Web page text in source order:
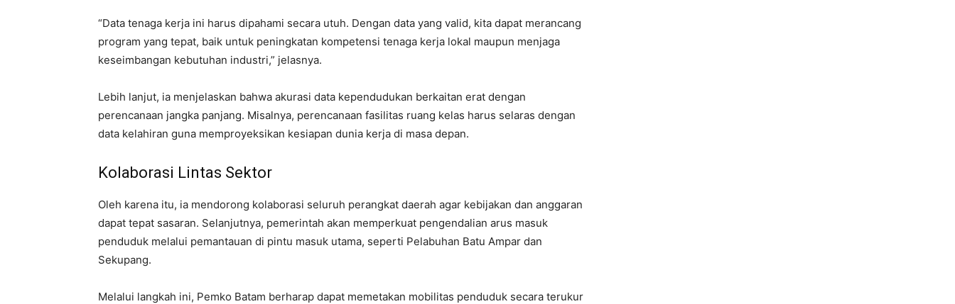
“Data tenaga kerja ini harus dipahami secara utuh. Dengan data yang valid, kita dapat merancang
program yang tepat, baik untuk peningkatan kompetensi tenaga kerja lokal maupun menjaga
keseimbangan kebutuhan industri,” jelasnya.
Lebih lanjut, ia menjelaskan bahwa akurasi data kependudukan berkaitan erat dengan
perencanaan jangka panjang. Misalnya, perencanaan fasilitas ruang kelas harus selaras dengan
data kelahiran guna memproyeksikan kesiapan dunia kerja di masa depan.
Kolaborasi Lintas Sektor
Oleh karena itu, ia mendorong kolaborasi seluruh perangkat daerah agar kebijakan dan anggaran
dapat tepat sasaran. Selanjutnya, pemerintah akan memperkuat pengendalian arus masuk
penduduk melalui pemantauan di pintu masuk utama, seperti Pelabuhan Batu Ampar dan
Sekupang.
Melalui langkah ini, Pemko Batam berharap dapat memetakan mobilitas penduduk secara terukur